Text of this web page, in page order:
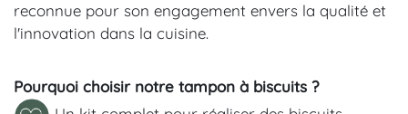
reconnue pour son engagement envers la qualité et
l'innovation dans la cuisine.
Pourquoi choisir notre tampon à biscuits ?